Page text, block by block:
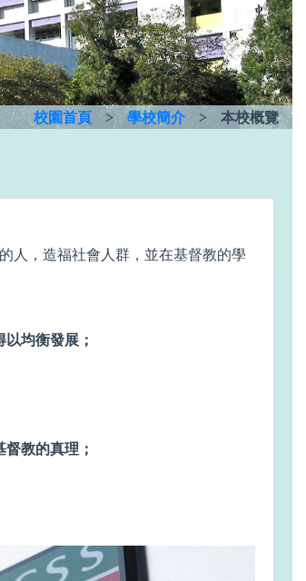
校園首頁 > 學校簡介 > 本校概覽
人，造福社會人群，並在基督教的學
均衡發展；
教的真理；